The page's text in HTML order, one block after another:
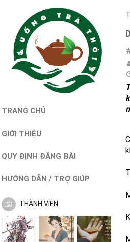
TRANG CHỦ
GIỚI THIỆU
QUY ĐỊNH ĐĂNG BÀI
HƯỚNG DẪN / TRỢ GIÚP
THÀNH VIÊN